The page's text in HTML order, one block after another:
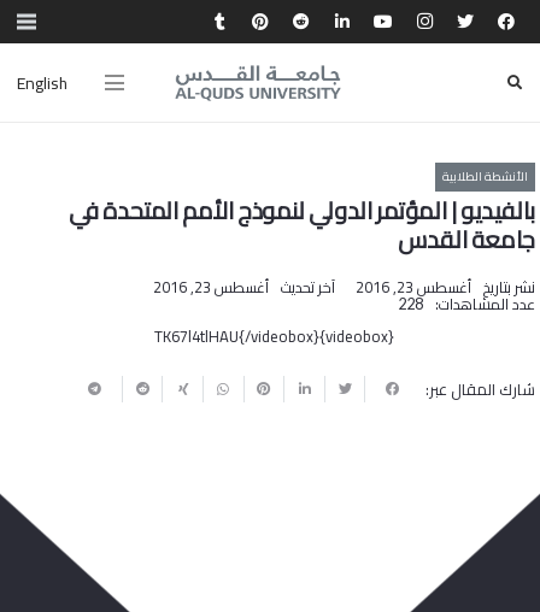
English
الأنشطة الطلابية
بالفيديو | المؤتمر الدولي لنموذج الأمم المتحدة في
جامعة القدس
نشر بتاريخ أغسطس 23, 2016 آخر تحديث أغسطس 23, 2016
عدد المشاهدات: 228
{videobox}TK67l4tlHAU{/videobox}
شارك المقال عبر: